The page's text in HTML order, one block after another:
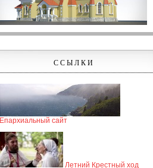
ССЫЛКИ
Епархиальный сайт
Летний Крестный ход